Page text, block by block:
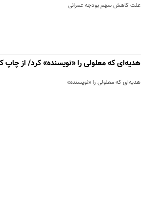
علت کاهش سهم بودجه عمرانی
هدیه‌ای که معلولی را «نویسنده» کرد/ از چاپ
هدیه‌ای که معلولی را «نویسنده»